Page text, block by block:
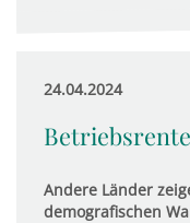
24.04.2024
Andere Länder
demografischen